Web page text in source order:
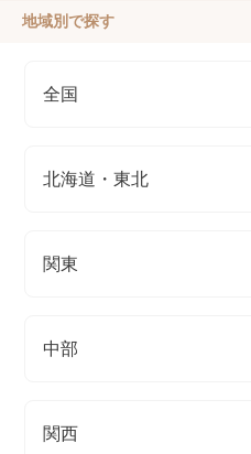
地域別で探す
全国
北海道・東北
関東
中部
関西